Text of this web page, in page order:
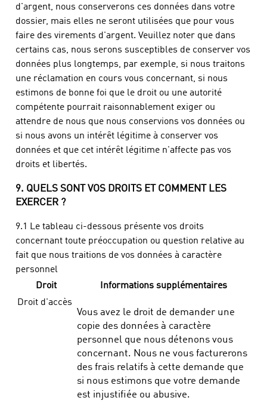
d'argent, nous conserverons ces données dans votre
dossier, mais elles ne seront utilisées que pour vous
faire des virements d'argent. Veuillez noter que dans
certains cas, nous serons susceptibles de conserver vos
données plus longtemps, par exemple, si nous traitons
une réclamation en cours vous concernant, si nous
estimons de bonne foi que le droit ou une autorité
compétente pourrait raisonnablement exiger ou
attendre de nous que nous conservions vos données ou
si nous avons un intérêt légitime à conserver vos
données et que cet intérêt légitime n'affecte pas vos
droits et libertés.
9. QUELS SONT VOS DROITS ET COMMENT LES
EXERCER ?
9.1 Le tableau ci-dessous présente vos droits
concernant toute préoccupation ou question relative au
fait que nous traitions de vos données à caractère
personnel
Droit
Informations supplémentaires
Droit d'accès
Vous avez le droit de demander une
copie des données à caractère
personnel que nous détenons vous
concernant. Nous ne vous facturerons
des frais relatifs à cette demande que
si nous estimons que votre demande
est injustifiée ou abusive.